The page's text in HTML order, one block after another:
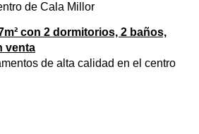
de Cala Millor
con 2 dormitorios, 2 baños,
venta
de alta calidad en el centro